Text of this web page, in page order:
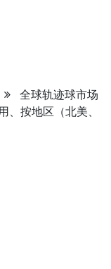
全球轨迹球市场
按地区（北美、